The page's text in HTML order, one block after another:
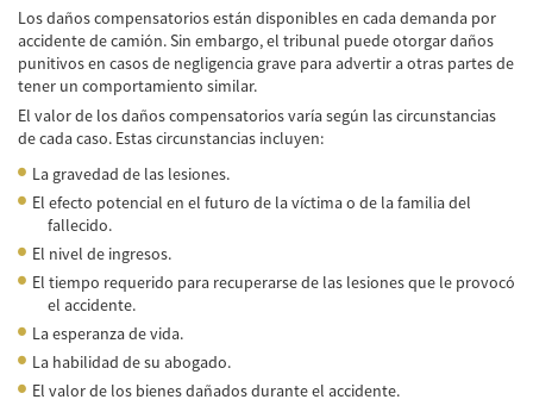
Causas Comunes de Accidentes de
Autobús.
Estadísticas de Accidentes de Autobús
Estrategias para Ganar su Caso
Evidencia Requerida en Casos de Accidentes
de Autobús
Accidente de Bicicleta
Causas de los Accidentes de Bicicleta
Datos de Accidentes
Los daños compensatorios están disponibles en cada demanda por
accidente de camión. Sin embargo, el tribunal puede otorgar daños
punitivos en casos de negligencia grave para advertir a otras partes de
tener un comportamiento similar.
El valor de los daños compensatorios varía según las circunstancias
de cada caso. Estas circunstancias incluyen:
La gravedad de las lesiones.
El efecto potencial en el futuro de la víctima o de la familia del
fallecido.
El nivel de ingresos.
El tiempo requerido para recuperarse de las lesiones que le provocó
el accidente.
La esperanza de vida.
La habilidad de su abogado.
El valor de los bienes dañados durante el accidente.